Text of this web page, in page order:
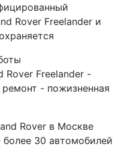
Rover Freelander и
Rover Freelander -
ремонт - пожизненная
Rover в Москве
30 автомобилей